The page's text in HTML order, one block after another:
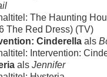
The Haunting
The Red Dress) (TV)
Cinderella als
Intervention:
als Jennifer